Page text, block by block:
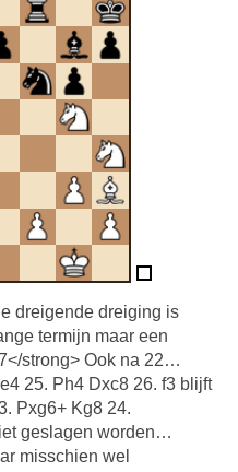
dreigende dreiging is
termijn maar een
strong> Ook na 22…
25. Ph4 Dxc8 26. f3 blijft
Pxg6+ Kg8 24.
geslagen worden…
misschien wel